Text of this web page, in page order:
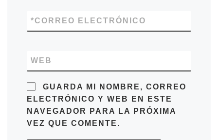
CORREO ELECTRÓNICO
*
WEB
GUARDA MI NOMBRE, CORREO
ELECTRÓNICO Y WEB EN ESTE
NAVEGADOR PARA LA PRÓXIMA
VEZ QUE COMENTE.